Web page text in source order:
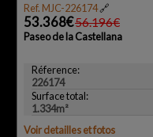
Ref. MJC-226174🔗
53.368€56.196€
Paseo de la Castellana
Réference:
226174
Surface total:
1.334m²
Voir detailles et fotos